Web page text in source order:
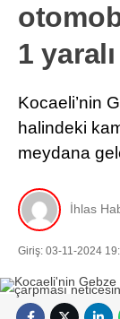
1 yaralı
Kocaeli’nin
halindeki
meydana
İhlas
Giriş: 03-11-2024